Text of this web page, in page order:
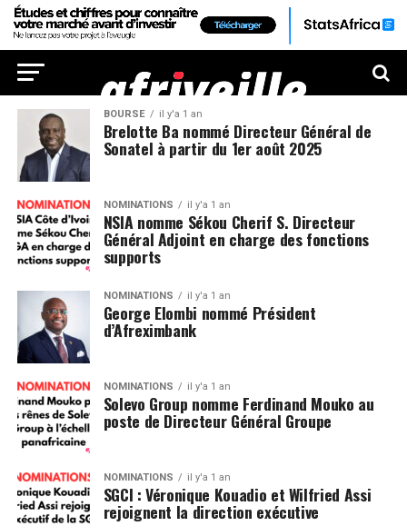
BOURSE il y'a 1 an
Brelotte Ba nommé Directeur Général de
Sonatel à partir du 1er août 2025
NOMINATIONS il y'a 1 an
NSIA nomme Sékou Cherif S. Directeur
Général Adjoint en charge des fonctions
supports
NOMINATIONS il y'a 1 an
George Elombi nommé Président
d’Afreximbank
NOMINATIONS il y'a 1 an
Solevo Group nomme Ferdinand Mouko au
poste de Directeur Général Groupe
NOMINATIONS il y'a 1 an
SGCI : Véronique Kouadio et Wilfried Assi
rejoignent la direction exécutive